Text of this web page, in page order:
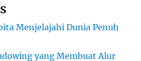
Menjelajahi Dunia Penuh
yang Membuat Alur